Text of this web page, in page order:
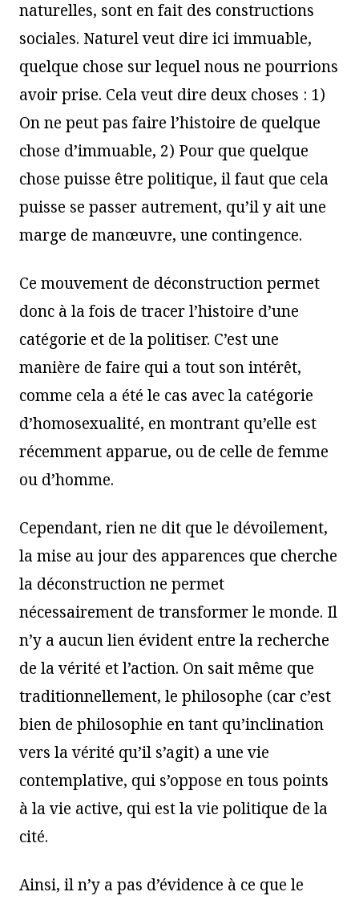
naturelles, sont en fait des constructions
sociales. Naturel veut dire ici immuable,
quelque chose sur lequel nous ne pourrions
avoir prise. Cela veut dire deux choses : 1)
On ne peut pas faire l’histoire de quelque
chose d’immuable, 2) Pour que quelque
chose puisse être politique, il faut que cela
puisse se passer autrement, qu’il y ait une
marge de manœuvre, une contingence.
Ce mouvement de déconstruction permet
donc à la fois de tracer l’histoire d’une
catégorie et de la politiser. C’est une
manière de faire qui a tout son intérêt,
comme cela a été le cas avec la catégorie
d’homosexualité, en montrant qu’elle est
récemment apparue, ou de celle de femme
ou d’homme.
Cependant, rien ne dit que le dévoilement,
la mise au jour des apparences que cherche
la déconstruction ne permet
nécessairement de transformer le monde. Il
n’y a aucun lien évident entre la recherche
de la vérité et l’action. On sait même que
traditionnellement, le philosophe (car c’est
bien de philosophie en tant qu’inclination
vers la vérité qu’il s’agit) a une vie
contemplative, qui s’oppose en tous points
à la vie active, qui est la vie politique de la
cité.
Ainsi, il n’y a pas d’évidence à ce que le